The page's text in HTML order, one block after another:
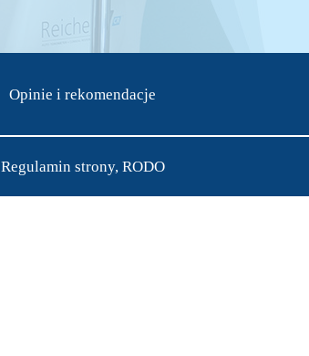
Opinie i rekomendacje
Regulamin strony, RODO